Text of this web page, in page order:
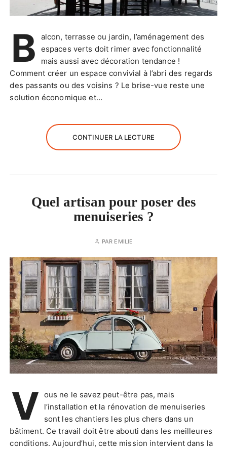
B
alcon, terrasse ou jardin, l’aménagement des
espaces verts doit rimer avec fonctionnalité
mais aussi avec décoration tendance !
Comment créer un espace convivial à l’abri des regards
des passants ou des voisins ? Le brise-vue reste une
solution économique et…
CONTINUER LA LECTURE
Quel artisan pour poser des
menuiseries ?
PAR EMILIE
V ous ne le savez peut-être pas, mais
l’installation et la rénovation de menuiseries
sont les chantiers les plus chers dans un
bâtiment. Ce travail doit être abouti dans les meilleures
conditions. Aujourd’hui, cette mission intervient dans la